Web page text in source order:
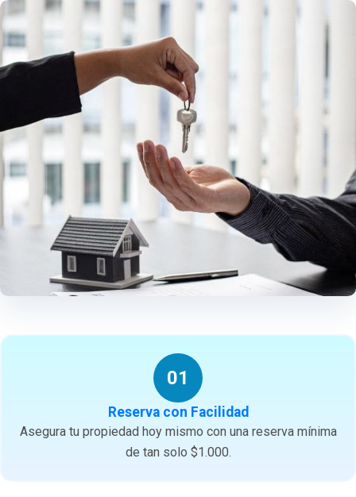
01
Reserva con Facilidad
Asegura tu propiedad hoy mismo con una reserva mínima
de tan solo $1.000.